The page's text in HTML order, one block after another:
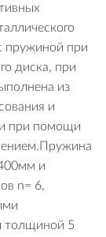
пружиной при
диска, при
из
и
при помощи
и
n= 6,
толщиной 5